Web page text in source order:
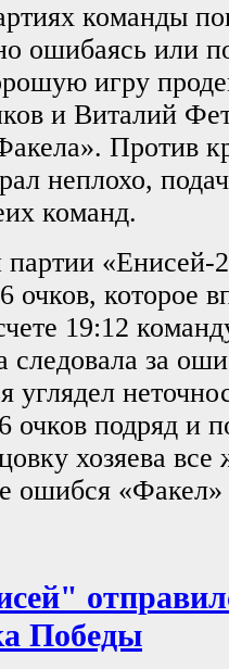
команды
ошибаясь или
игру
и Виталий
Против
неплохо,
команд.
партии «Енисей-
очков, которое
19:12
следовала за
углядел
очков подряд и
хозяева
ошибся
Победы